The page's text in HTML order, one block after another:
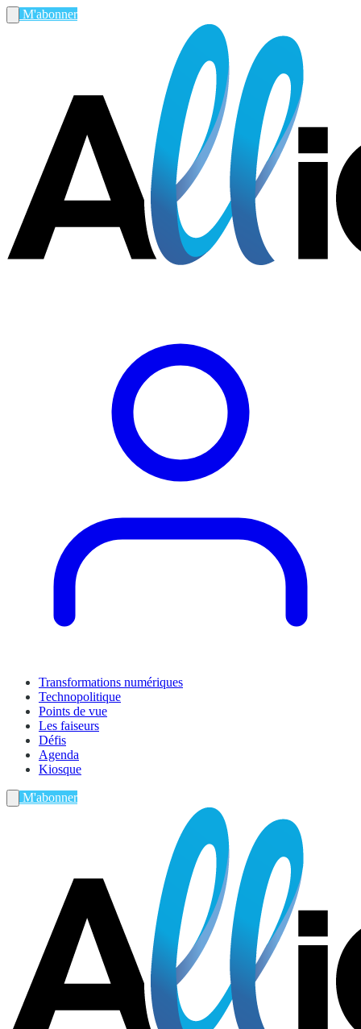
M'abonner
Transformations numériques
Technopolitique
Points de vue
Les faiseurs
Défis
Agenda
Kiosque
M'abonner